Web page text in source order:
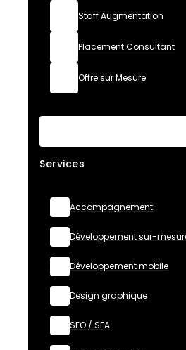
Staff Augmentation
Placement Consultant
Offre sur Mesure
Services
Accompagnement
Développement sur-
Développement mobile
Design graphique
SEO / SEA